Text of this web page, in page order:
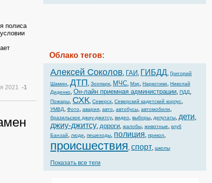
полиса
2021 -1
Облако тегов:
Алексей Соколов, ГАИ, ГИБДД, Григорий
Шамин, ДТП, Зоопарк, МЧС, Мэр, Наркотики, Николай
Диденко, Он-лайн приемная администрации, ПДД,
Пожары, СХК, Северск, Северский кадетский корпус,
УМВД, Фото, авария, авто, автобусы, автомобили,
бразильское джиу-джитсу, видео, выборы, депутаты, дети,
джиу-джитсу, дороги, жалобы, животные, клуб
Банзай, люди, пешеходы, полиция, прикол,
происшествия, спорт, школы
Показать все теги